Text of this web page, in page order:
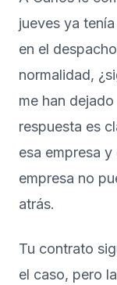
jueves ya
en el
normalidad,
me han
respuesta es
esa empresa
empresa no
atrás.
Tu contrato
el caso, pero